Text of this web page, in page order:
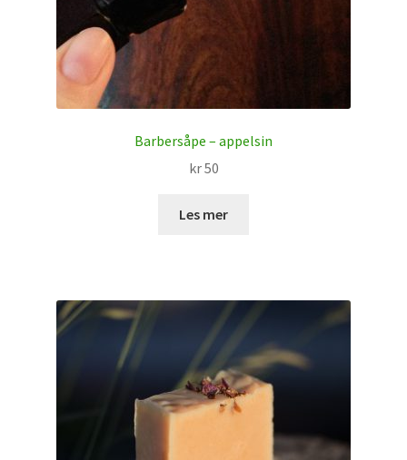
Barbersåpe – appelsin
kr50
Les mer